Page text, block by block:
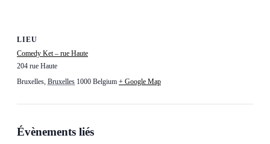
LIEU
Comedy Ket – rue Haute
204 rue Haute
Bruxelles, Bruxelles 1000 Belgium + Google Map
Évènements liés